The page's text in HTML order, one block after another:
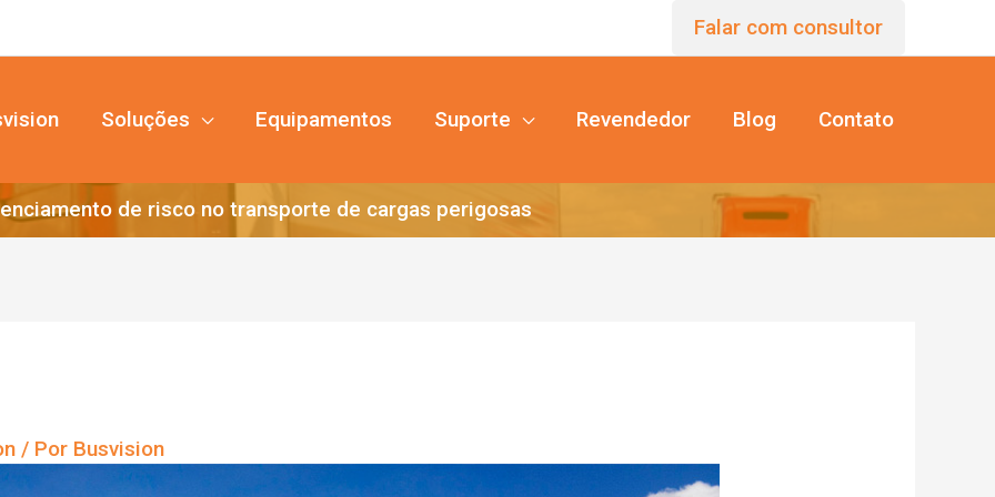
Falar com consultor
Soluções Equipamentos Suporte Revendedor Blog Contato
de risco no transporte de cargas perigosas
/ Por Busvision